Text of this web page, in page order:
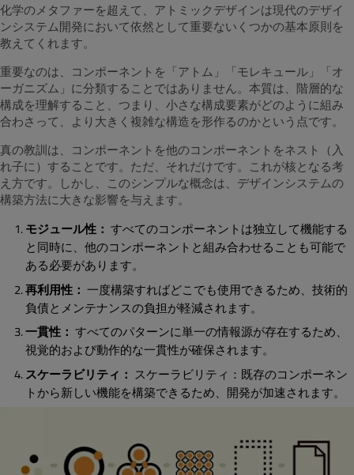
化学のメタファーを超えて、アトミックデザインは現代のデザイ
ンシステム開発において依然として重要ないくつかの基本原則を
教えてくれます。
重要なのは、コンポーネントを「アトム」「モレキュール」「オ
ーガニズム」に分類することではありません。本質は、階層的な
構成を理解すること、つまり、小さな構成要素がどのように組み
合わさって、より大きく複雑な構造を形作るのかという点です。
真の教訓は、コンポーネントを他のコンポーネントをネスト（入
れ子に）することです。ただ、それだけです。これが核となる考
え方です。しかし、このシンプルな概念は、デザインシステムの
構築方法に大きな影響を与えます。
モジュール性： すべてのコンポーネントは独立して機能する
と同時に、他のコンポーネントと組み合わせることも可能で
ある必要があります。
再利用性： 一度構築すればどこでも使用できるため、技術的
負債とメンテナンスの負担が軽減されます。
一貫性： すべてのパターンに単一の情報源が存在するため、
視覚的および動作的な一貫性が確保されます。
スケーラビリティ： スケーラビリティ：既存のコンポーネン
トから新しい機能を構築できるため、開発が加速されます。